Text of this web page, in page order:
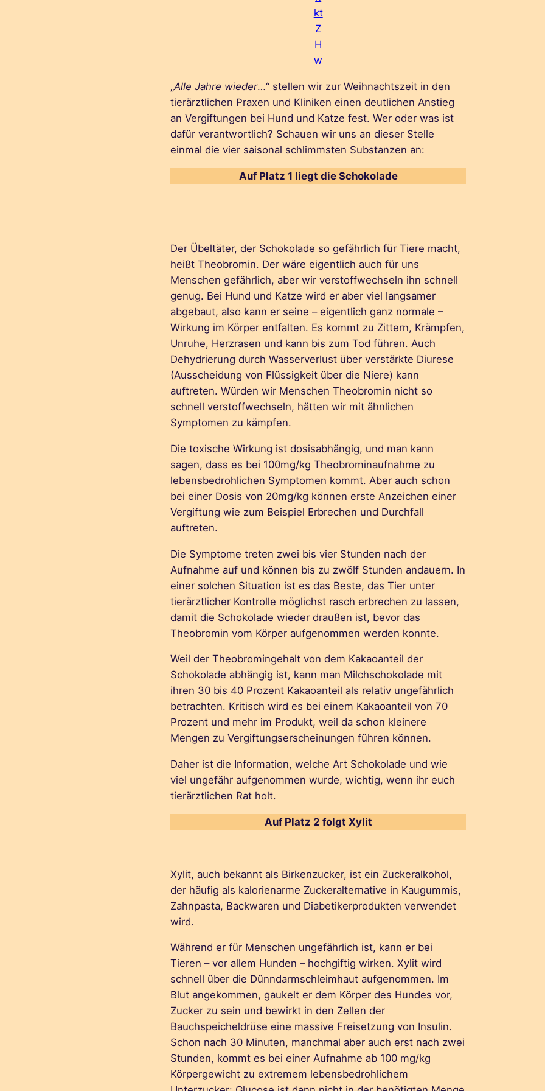
kt
Z
H
w
„Alle Jahre wieder…“ stellen wir zur Weihnachtszeit in den
tierärztlichen Praxen und Kliniken einen deutlichen Anstieg
an Vergiftungen bei Hund und Katze fest. Wer oder was ist
dafür verantwortlich? Schauen wir uns an dieser Stelle
einmal die vier saisonal schlimmsten Substanzen an:
Auf Platz 1 liegt die Schokolade
Der Übeltäter, der Schokolade so gefährlich für Tiere macht,
heißt Theobromin. Der wäre eigentlich auch für uns
Menschen gefährlich, aber wir verstoffwechseln ihn schnell
genug. Bei Hund und Katze wird er aber viel langsamer
abgebaut, also kann er seine – eigentlich ganz normale –
Wirkung im Körper entfalten. Es kommt zu Zittern, Krämpfen,
Unruhe, Herzrasen und kann bis zum Tod führen. Auch
Dehydrierung durch Wasserverlust über verstärkte Diurese
(Ausscheidung von Flüssigkeit über die Niere) kann
auftreten. Würden wir Menschen Theobromin nicht so
schnell verstoffwechseln, hätten wir mit ähnlichen
Symptomen zu kämpfen.
Die toxische Wirkung ist dosisabhängig, und man kann
sagen, dass es bei 100mg/kg Theobrominaufnahme zu
lebensbedrohlichen Symptomen kommt. Aber auch schon
bei einer Dosis von 20mg/kg können erste Anzeichen einer
Vergiftung wie zum Beispiel Erbrechen und Durchfall
auftreten.
Die Symptome treten zwei bis vier Stunden nach der
Aufnahme auf und können bis zu zwölf Stunden andauern. In
einer solchen Situation ist es das Beste, das Tier unter
tierärztlicher Kontrolle möglichst rasch erbrechen zu lassen,
damit die Schokolade wieder draußen ist, bevor das
Theobromin vom Körper aufgenommen werden konnte.
Weil der Theobromingehalt von dem Kakaoanteil der
Schokolade abhängig ist, kann man Milchschokolade mit
ihren 30 bis 40 Prozent Kakaoanteil als relativ ungefährlich
betrachten. Kritisch wird es bei einem Kakaoanteil von 70
Prozent und mehr im Produkt, weil da schon kleinere
Mengen zu Vergiftungserscheinungen führen können.
Daher ist die Information, welche Art Schokolade und wie
viel ungefähr aufgenommen wurde, wichtig, wenn ihr euch
tierärztlichen Rat holt.
Auf Platz 2 folgt Xylit
Xylit, auch bekannt als Birkenzucker, ist ein Zuckeralkohol,
der häufig als kalorienarme Zuckeralternative in Kaugummis,
Zahnpasta, Backwaren und Diabetikerprodukten verwendet
wird.
Während er für Menschen ungefährlich ist, kann er bei
Tieren – vor allem Hunden – hochgiftig wirken. Xylit wird
schnell über die Dünndarmschleimhaut aufgenommen. Im
Blut angekommen, gaukelt er dem Körper des Hundes vor,
Zucker zu sein und bewirkt in den Zellen der
Bauchspeicheldrüse eine massive Freisetzung von Insulin.
Schon nach 30 Minuten, manchmal aber auch erst nach zwei
Stunden, kommt es bei einer Aufnahme ab 100 mg/kg
Körpergewicht zu extremem lebensbedrohlichem